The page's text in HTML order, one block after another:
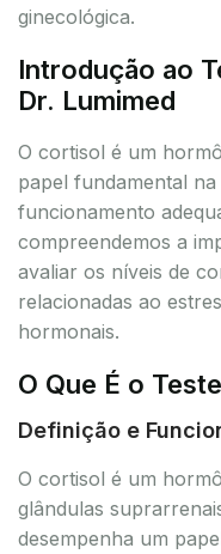
ginecológica.
Introdução ao
Dr. Lumimed
O cortisol é um
papel fundamental
funcionamento
compreendemos a
avaliar os níveis de
relacionadas ao
hormonais.
O Que É o
Definição e
O cortisol é um
glândulas
desempenha um